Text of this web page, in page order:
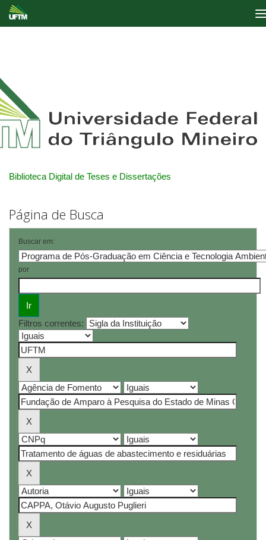
Biblioteca Digital de Teses e Dissertações
Página de Busca
Buscar em:
por
Filtros correntes: